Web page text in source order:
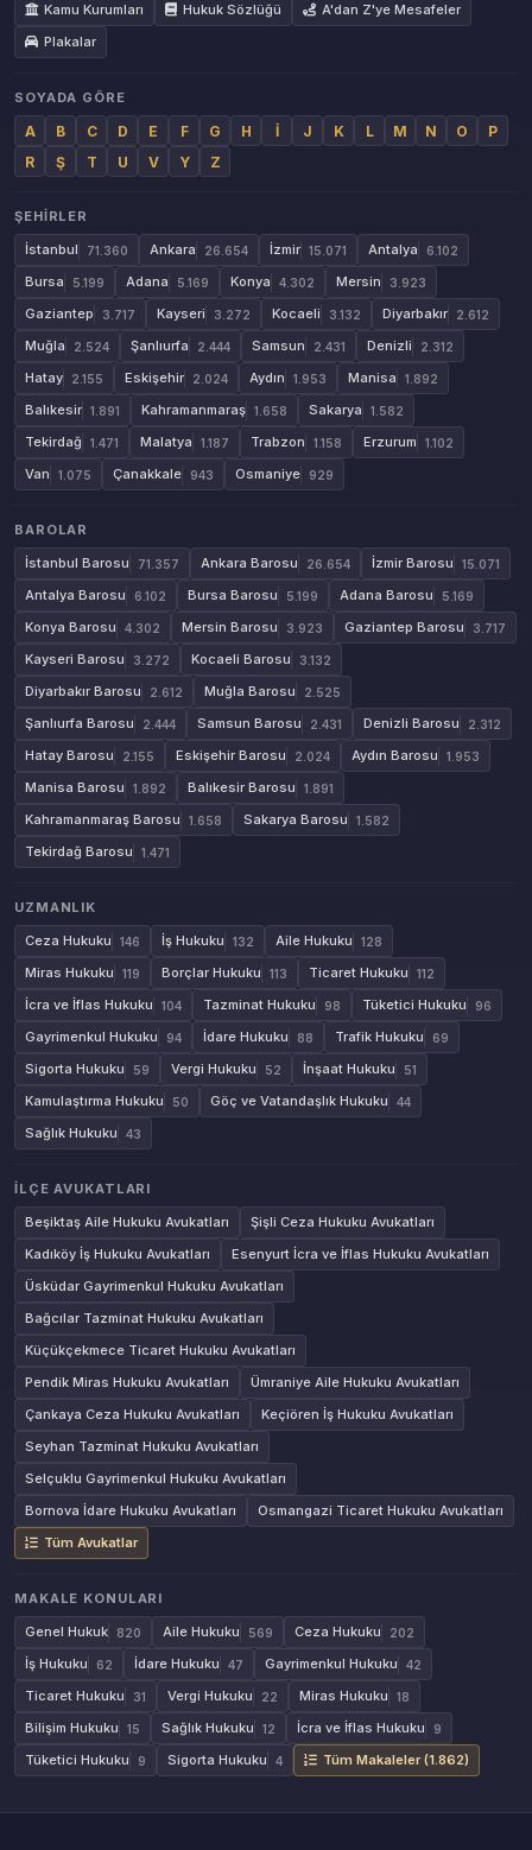
Kamu Kurumları
Hukuk Sözlüğü
A'dan Z'ye Mesafeler
Plakalar
SOYADA GÖRE
A B C D E F G H İ J K L M N O
P
R
Ş T U V Y Z
ŞEHIRLER
İstanbul
71.360 Ankara 26.654 İzmir 15.071 Antalya 6.102
Bursa 5.199 Adana 5.169 Konya 4.302 Mersin 3.923
Gaziantep 3.717 Kayseri 3.272 Kocaeli 3.132 Diyarbakır 2.612
Muğla 2.524 Şanlıurfa 2.444 Samsun 2.431 Denizli 2.312
Hatay 2.155 Eskişehir 2.024 Aydın 1.953 Manisa 1.892
Balıkesir 1.891 Kahramanmaraş 1.658 Sakarya 1.582
Tekirdağ 1.471 Malatya 1.187 Trabzon 1.158 Erzurum 1.102
Van 1.075 Çanakkale 943 Osmaniye 929
BAROLAR
İstanbul Barosu
71.357 Ankara Barosu 26.654 İzmir Barosu 15.071
Antalya Barosu 6.102 Bursa Barosu 5.199 Adana Barosu 5.169
Konya Barosu 4.302 Mersin Barosu 3.923 Gaziantep Barosu 3.717
Kayseri Barosu 3.272 Kocaeli Barosu 3.132
Diyarbakır Barosu 2.612 Muğla Barosu 2.525
Şanlıurfa Barosu 2.444 Samsun Barosu 2.431 Denizli Barosu 2.312
Hatay Barosu 2.155 Eskişehir Barosu 2.024 Aydın Barosu 1.953
Manisa Barosu 1.892 Balıkesir Barosu 1.891
Kahramanmaraş Barosu 1.658 Sakarya Barosu 1.582
Tekirdağ Barosu 1.471
UZMANLIK
Ceza Hukuku
146 İş Hukuku 132 Aile Hukuku 128
Miras Hukuku 119 Borçlar Hukuku 113 Ticaret Hukuku 112
İcra ve İflas Hukuku 104 Tazminat Hukuku 98 Tüketici Hukuku 96
Gayrimenkul Hukuku 94 İdare Hukuku 88 Trafik Hukuku 69
Sigorta Hukuku 59 Vergi Hukuku 52 İnşaat Hukuku 51
Kamulaştırma Hukuku 50 Göç ve Vatandaşlık Hukuku 44
Sağlık Hukuku 43
İLÇE AVUKATLARI
Beşiktaş Aile Hukuku Avukatları
Şişli Ceza Hukuku Avukatları
Kadıköy İş Hukuku Avukatları
Esenyurt İcra ve İflas Hukuku Avukatları
Üsküdar Gayrimenkul Hukuku Avukatları
Bağcılar Tazminat Hukuku Avukatları
Küçükçekmece Ticaret Hukuku Avukatları
Pendik Miras Hukuku Avukatları
Ümraniye Aile Hukuku Avukatları
Çankaya Ceza Hukuku Avukatları
Keçiören İş Hukuku Avukatları
Seyhan Tazminat Hukuku Avukatları
Selçuklu Gayrimenkul Hukuku Avukatları
Bornova İdare Hukuku Avukatları
Osmangazi Ticaret Hukuku Avukatları
Tüm Avukatlar
MAKALE KONULARI
Genel Hukuk
820 Aile Hukuku 569 Ceza Hukuku 202
İş Hukuku 62 İdare Hukuku 47 Gayrimenkul Hukuku 42
Ticaret Hukuku 31 Vergi Hukuku 22 Miras Hukuku 18
Bilişim Hukuku 15 Sağlık Hukuku 12 İcra ve İflas Hukuku 9
Tüketici Hukuku 9 Sigorta Hukuku 4 Tüm Makaleler (1.862)